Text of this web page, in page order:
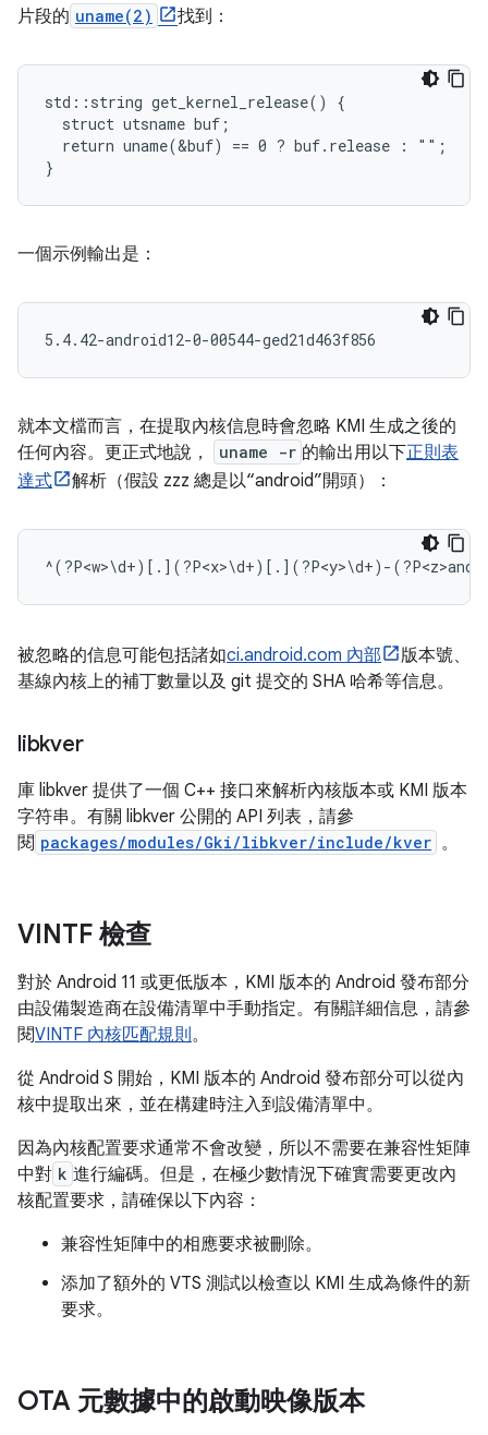
片段的 uname(2) 找到：
std::string get_kernel_release() {
  struct utsname buf;
  return uname(&buf) == 0 ? buf.release : "";
一個示例輸出是：
就本文檔而言，在提取內核信息時會忽略 KMI 生成之後的
任何內容。更正式地說，
uname -r 的輸出用以下正則表
達式
解析（假設 zzz 總是以“android”開頭）：
被忽略的信息可能包括諸如ci.android.com 內部
版本號、
基線內核上的補丁數量以及 git 提交的 SHA 哈希等信息。
libkver
庫 libkver 提供了一個 C++ 接口來解析內核版本或 KMI 版本
字符串。有關 libkver 公開的 API 列表，請參
閱 packages/modules/Gki/libkver/include/kver 。
VINTF 檢查
對於 Android 11 或更低版本，KMI 版本的 Android 發布部分
由設備製造商在設備清單中手動指定。有關詳細信息，請參
閱VINTF 內核匹配規則。
從 Android S 開始，KMI 版本的 Android 發布部分可以從內
核中提取出來，並在構建時注入到設備清單中。
因為內核配置要求通常不會改變，所以不需要在兼容性矩陣
中對 k 進行編碼。但是，在極少數情況下確實需要更改內
核配置要求，請確保以下內容：
兼容性矩陣中的相應要求被刪除。
添加了額外的 VTS 測試以檢查以 KMI 生成為條件的新
要求。
OTA 元數據中的啟動映像版本